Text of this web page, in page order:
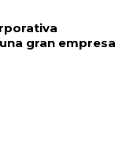
gran empresa